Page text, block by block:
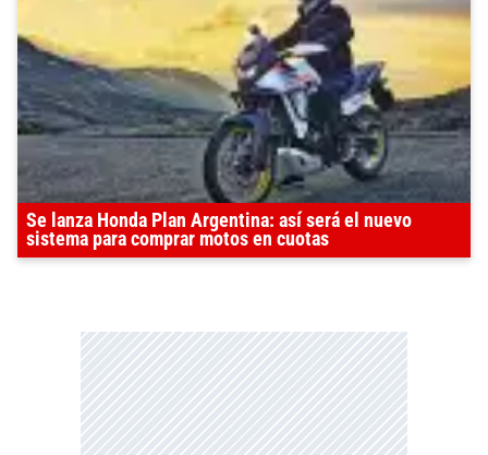
Se lanza Honda Plan Argentina: así será el nuevo
sistema para comprar motos en cuotas